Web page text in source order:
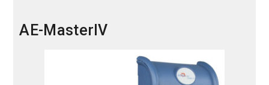
AE-MasterIV